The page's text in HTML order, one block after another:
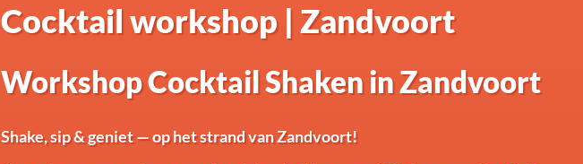
Cocktail workshop | Zandvoort
Workshop Cocktail Shaken in Zandvoort
Shake, sip & geniet — op het strand van Zandvoort!